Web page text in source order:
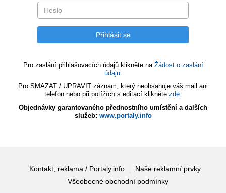
Pro zaslání přihlašovacích údajů klikněte na Žádost o zaslání
údajů.
Pro SMAZAT / UPRAVIT záznam, který neobsahuje váš mail ani
telefon nebo při potížích s editací klikněte zde.
Objednávky garantovaného přednostního umístění a dalších
služeb: www.portaly.info
Kontakt, reklama / Portaly.info
Naše reklamní prvky
Všeobecné obchodní podmínky